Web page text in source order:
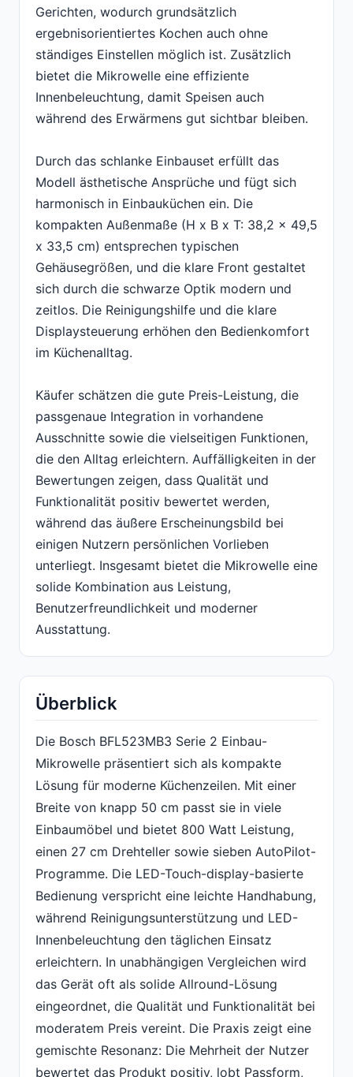
Gerichten, wodurch grundsätzlich
ergebnisorientiertes Kochen auch ohne
ständiges Einstellen möglich ist. Zusätzlich
bietet die Mikrowelle eine effiziente
Innenbeleuchtung, damit Speisen auch
während des Erwärmens gut sichtbar bleiben.
Durch das schlanke Einbauset erfüllt das
Modell ästhetische Ansprüche und fügt sich
harmonisch in Einbauküchen ein. Die
kompakten Außenmaße (H x B x T: 38,2 x 49,5
x 33,5 cm) entsprechen typischen
Gehäusegrößen, und die klare Front gestaltet
sich durch die schwarze Optik modern und
zeitlos. Die Reinigungshilfe und die klare
Displaysteuerung erhöhen den Bedienkomfort
im Küchenalltag.
Käufer schätzen die gute Preis-Leistung, die
passgenaue Integration in vorhandene
Ausschnitte sowie die vielseitigen Funktionen,
die den Alltag erleichtern. Auffälligkeiten in der
Bewertungen zeigen, dass Qualität und
Funktionalität positiv bewertet werden,
während das äußere Erscheinungsbild bei
einigen Nutzern persönlichen Vorlieben
unterliegt. Insgesamt bietet die Mikrowelle eine
solide Kombination aus Leistung,
Benutzerfreundlichkeit und moderner
Ausstattung.
Überblick
Die Bosch BFL523MB3 Serie 2 Einbau-
Mikrowelle präsentiert sich als kompakte
Lösung für moderne Küchenzeilen. Mit einer
Breite von knapp 50 cm passt sie in viele
Einbaumöbel und bietet 800 Watt Leistung,
einen 27 cm Drehteller sowie sieben AutoPilot-
Programme. Die LED-Touch-display-basierte
Bedienung verspricht eine leichte Handhabung,
während Reinigungsunterstützung und LED-
Innenbeleuchtung den täglichen Einsatz
erleichtern. In unabhängigen Vergleichen wird
das Gerät oft als solide Allround-Lösung
eingeordnet, die Qualität und Funktionalität bei
moderatem Preis vereint. Die Praxis zeigt eine
gemischte Resonanz: Die Mehrheit der Nutzer
bewertet das Produkt positiv, lobt Passform,